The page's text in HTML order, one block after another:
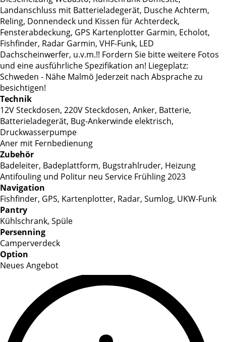
Landanschluss mit Batterieladegerät, Dusche Achterm,
Reling, Donnendeck und Kissen für Achterdeck,
Fensterabdeckung, GPS Kartenplotter Garmin, Echolot,
Fishfinder, Radar Garmin, VHF-Funk, LED
Dachscheinwerfer, u.v.m.!! Fordern Sie bitte weitere Fotos
und eine ausführliche Spezifikation an! Liegeplatz:
Schweden - Nähe Malmö Jederzeit nach Absprache zu
besichtigen!
Technik
12V Steckdosen, 220V Steckdosen, Anker, Batterie,
Batterieladegerät, Bug-Ankerwinde elektrisch,
Druckwasserpumpe
Aner mit Fernbedienung
Zubehör
Badeleiter, Badeplattform, Bugstrahlruder, Heizung
Antifouling und Politur neu Service Frühling 2023
Navigation
Fishfinder, GPS, Kartenplotter, Radar, Sumlog, UKW-Funk
Pantry
Kühlschrank, Spüle
Persenning
Camperverdeck
Option
Neues Angebot